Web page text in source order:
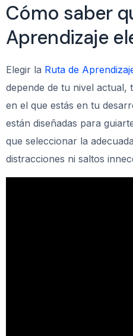
Cómo saber
Aprendizaje
Elegir la Ruta de
depende de tu nivel actual,
en el que estás en tu
están diseñadas para
que seleccionar la
distracciones ni saltos